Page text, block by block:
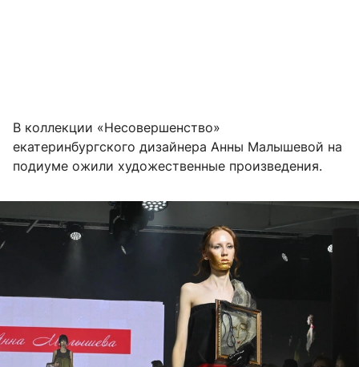
В коллекции «Несовершенство»
екатеринбургского дизайнера Анны Малышевой на
подиуме ожили художественные произведения.